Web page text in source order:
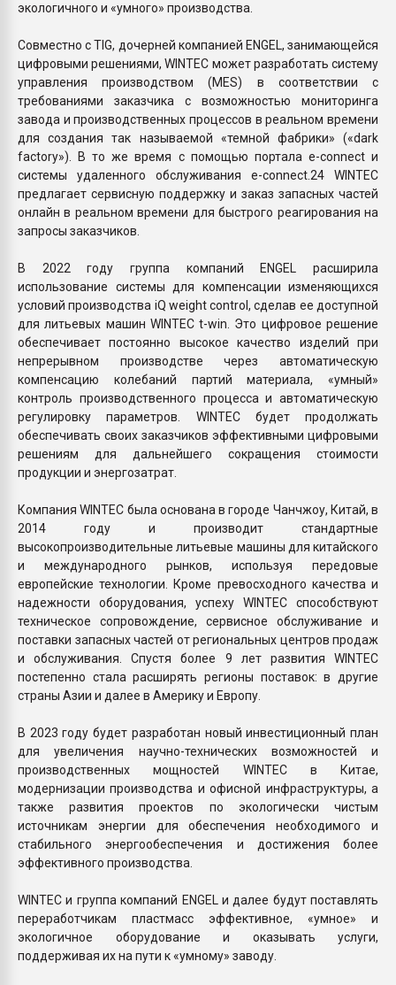
экологичного и «умного» производства.
Совместно с TIG, дочерней компанией ENGEL, занимающейся
цифровыми решениями, WINTEC может разработать систему
управления производством (MES) в соответствии с
требованиями заказчика с возможностью мониторинга
завода и производственных процессов в реальном времени
для создания так называемой «темной фабрики» («dark
factory»). В то же время с помощью портала e-connect и
системы удаленного обслуживания e-connect.24 WINTEC
предлагает сервисную поддержку и заказ запасных частей
онлайн в реальном времени для быстрого реагирования на
запросы заказчиков.
В 2022 году группа компаний ENGEL расширила
использование системы для компенсации изменяющихся
условий производства iQ weight control, сделав ее доступной
для литьевых машин WINTEC t-win. Это цифровое решение
обеспечивает постоянно высокое качество изделий при
непрерывном производстве через автоматическую
компенсацию колебаний партий материала, «умный»
контроль производственного процесса и автоматическую
регулировку параметров. WINTEC будет продолжать
обеспечивать своих заказчиков эффективными цифровыми
решениям для дальнейшего сокращения стоимости
продукции и энергозатрат.
Компания WINTEC была основана в городе Чанчжоу, Китай, в
2014 году и производит стандартные
высокопроизводительные литьевые машины для китайского
и международного рынков, используя передовые
европейские технологии. Кроме превосходного качества и
надежности оборудования, успеху WINTEC способствуют
техническое сопровождение, сервисное обслуживание и
поставки запасных частей от региональных центров продаж
и обслуживания. Спустя более 9 лет развития WINTEC
постепенно стала расширять регионы поставок: в другие
страны Азии и далее в Америку и Европу.
В 2023 году будет разработан новый инвестиционный план
для увеличения научно-технических возможностей и
производственных мощностей WINTEC в Китае,
модернизации производства и офисной инфраструктуры, а
также развития проектов по экологически чистым
источникам энергии для обеспечения необходимого и
стабильного энергообеспечения и достижения более
эффективного производства.
WINTEC и группа компаний ENGEL и далее будут поставлять
переработчикам пластмасс эффективное, «умное» и
экологичное оборудование и оказывать услуги,
поддерживая их на пути к «умному» заводу.